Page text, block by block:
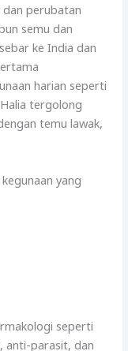
dan perubatan
semu dan
ke India dan
harian seperti
tergolong
temu lawak,
yang
seperti
anti-parasit, dan